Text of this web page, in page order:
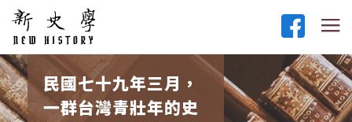
民國七十九年三月，
一群台灣青壯年的史